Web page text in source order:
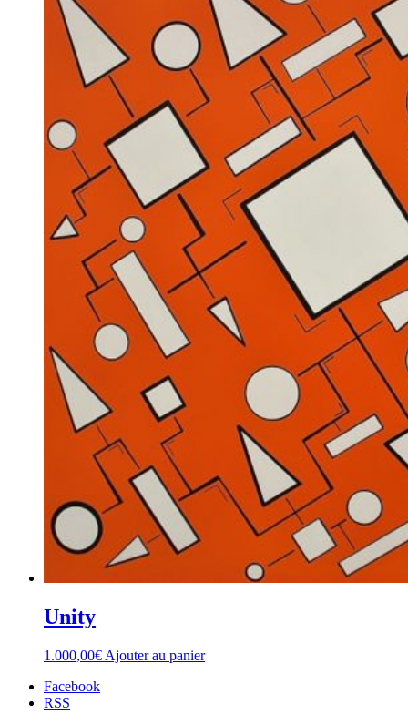
Unity
1.000,00€ Ajouter au panier
Facebook
RSS